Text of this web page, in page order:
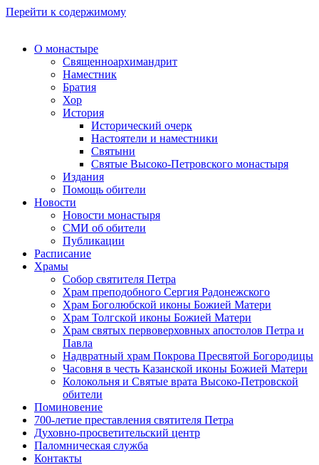
Перейти к содержимому
О монастыре
Священноархимандрит
Наместник
Братия
Хор
История
Исторический очерк
Настоятели и наместники
Святыни
Святые Высоко-Петровского монастыря
Издания
Помощь обители
Новости
Новости монастыря
СМИ об обители
Публикации
Расписание
Храмы
Собор святителя Петра
Храм преподобного Сергия Радонежского
Храм Боголюбской иконы Божией Матери
Храм Толгской иконы Божией Матери
Храм святых первоверховных апостолов Петра и
Павла
Надвратный храм Покрова Пресвятой Богородицы
Часовня в честь Казанской иконы Божией Матери
Колокольня и Святые врата Высоко-Петровской
обители
Поминовение
700-летие преставления святителя Петра
Духовно-просветительский центр
Паломническая служба
Контакты